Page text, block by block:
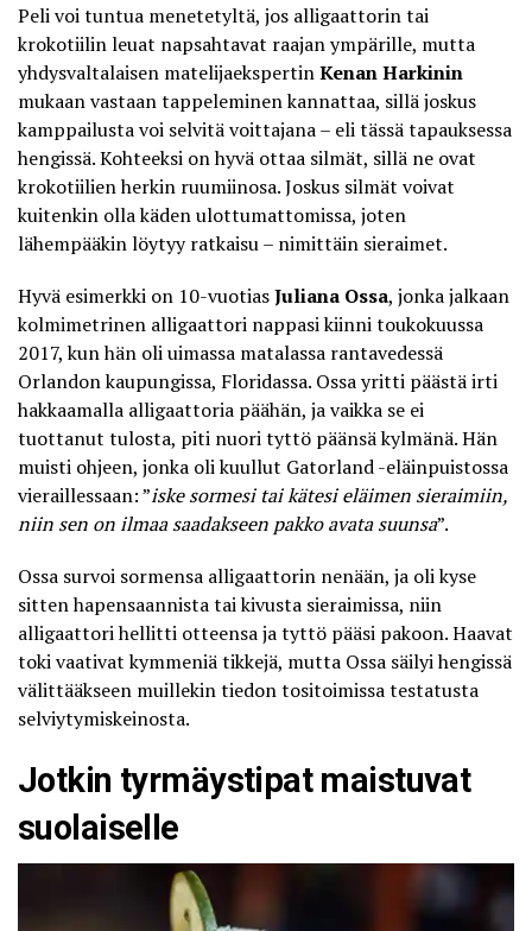
Peli voi tuntua menetetyltä, jos alligaattorin tai
krokotiilin leuat napsahtavat raajan ympärille, mutta
yhdysvaltalaisen matelijaekspertinKenan Harkinin
mukaanvastaan tappeleminen kannattaa, sillä joskus
kamppailusta voi selvitä voittajana – eli tässä tapauksessa
hengissä. Kohteeksi on hyvä ottaa silmät, sillä ne ovat
krokotiilien herkin ruumiinosa. Joskus silmät voivat
kuitenkin olla käden ulottumattomissa, joten
lähempääkin löytyy ratkaisu – nimittäin sieraimet.
Hyvä esimerkki on 10-vuotiasJuliana Ossa, jonka jalkaan
kolmimetrinen alligaattori nappasi kiinni toukokuussa
2017, kun hän oli uimassa matalassa rantavedessä
Orlandon kaupungissa, Floridassa. Ossa yritti päästä irti
hakkaamalla alligaattoria päähän, ja vaikka se ei
tuottanut tulosta, piti nuori tyttö päänsä kylmänä. Hän
muisti ohjeen, jonka oli kuullut Gatorland -eläinpuistossa
vieraillessaan: ”iske sormesi tai kätesi eläimen sieraimiin,
niin sen on ilmaa saadakseen pakko avata suunsa”.
Ossa survoi sormensa alligaattorin nenään, ja oli kyse
sitten hapensaannista tai kivusta sieraimissa, niin
alligaattori hellitti otteensa ja tyttö pääsi pakoon. Haavat
toki vaativat kymmeniä tikkejä, mutta Ossa säilyi hengissä
välittääkseen muillekin tiedon tositoimissa testatusta
selviytymiskeinosta.
Jotkin tyrmäystipat maistuvat
suolaiselle